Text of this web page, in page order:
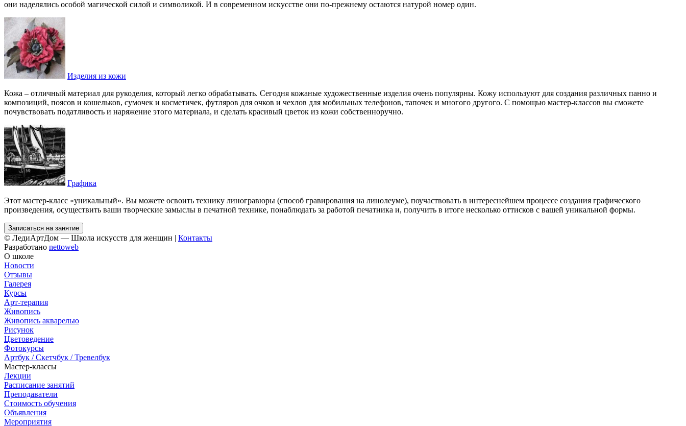
они наделялись особой магической силой и символикой. И в современном искусстве они по-прежнему остаются натурой номер один.
Изделия из кожи
Кожа – отличный материал для рукоделия, который легко обрабатывать. Сегодня кожаные художественные изделия очень популярны. Кожу используют для создания различных панно и
композиций, поясов и кошельков, сумочек и косметичек, футляров для очков и чехлов для мобильных телефонов, тапочек и многого другого. С помощью мастер-классов вы сможете
почувствовать податливость и наряжение этого материала, и сделать красивый цветок из кожи собственноручно.
Графика
Этот мастер-класс «уникальный». Вы можете освоить технику линогравюры (способ гравирования на линолеуме), поучаствовать в интереснейшем процессе создания графического
произведения, осуществить ваши творческие замыслы в печатной технике, понаблюдать за работой печатника и, получить в итоге несколько оттисков с вашей уникальной формы.
Записаться на занятие
© ЛедиАртДом — Школа искусств для женщин | Контакты
Разработано nettoweb
О школе
Новости
Отзывы
Галерея
Курсы
Арт-терапия
Живопись
Живопись акварелью
Рисунок
Цветоведение
Фотокурсы
Артбук / Скетчбук / Тревелбук
Мастер-классы
Лекции
Расписание занятий
Преподаватели
Стоимость обучения
Объявления
Мероприятия